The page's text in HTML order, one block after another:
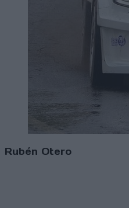
Rubén Otero